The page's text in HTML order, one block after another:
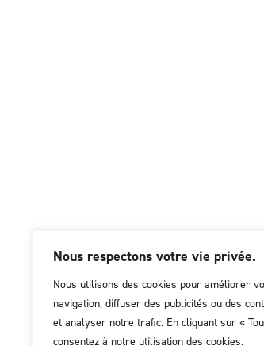
Nous respectons votre vie privée.
Nous utilisons des cookies pour améliorer
navigation, diffuser des publicités ou des
et analyser notre trafic. En cliquant sur «
consentez à notre utilisation des cookies.